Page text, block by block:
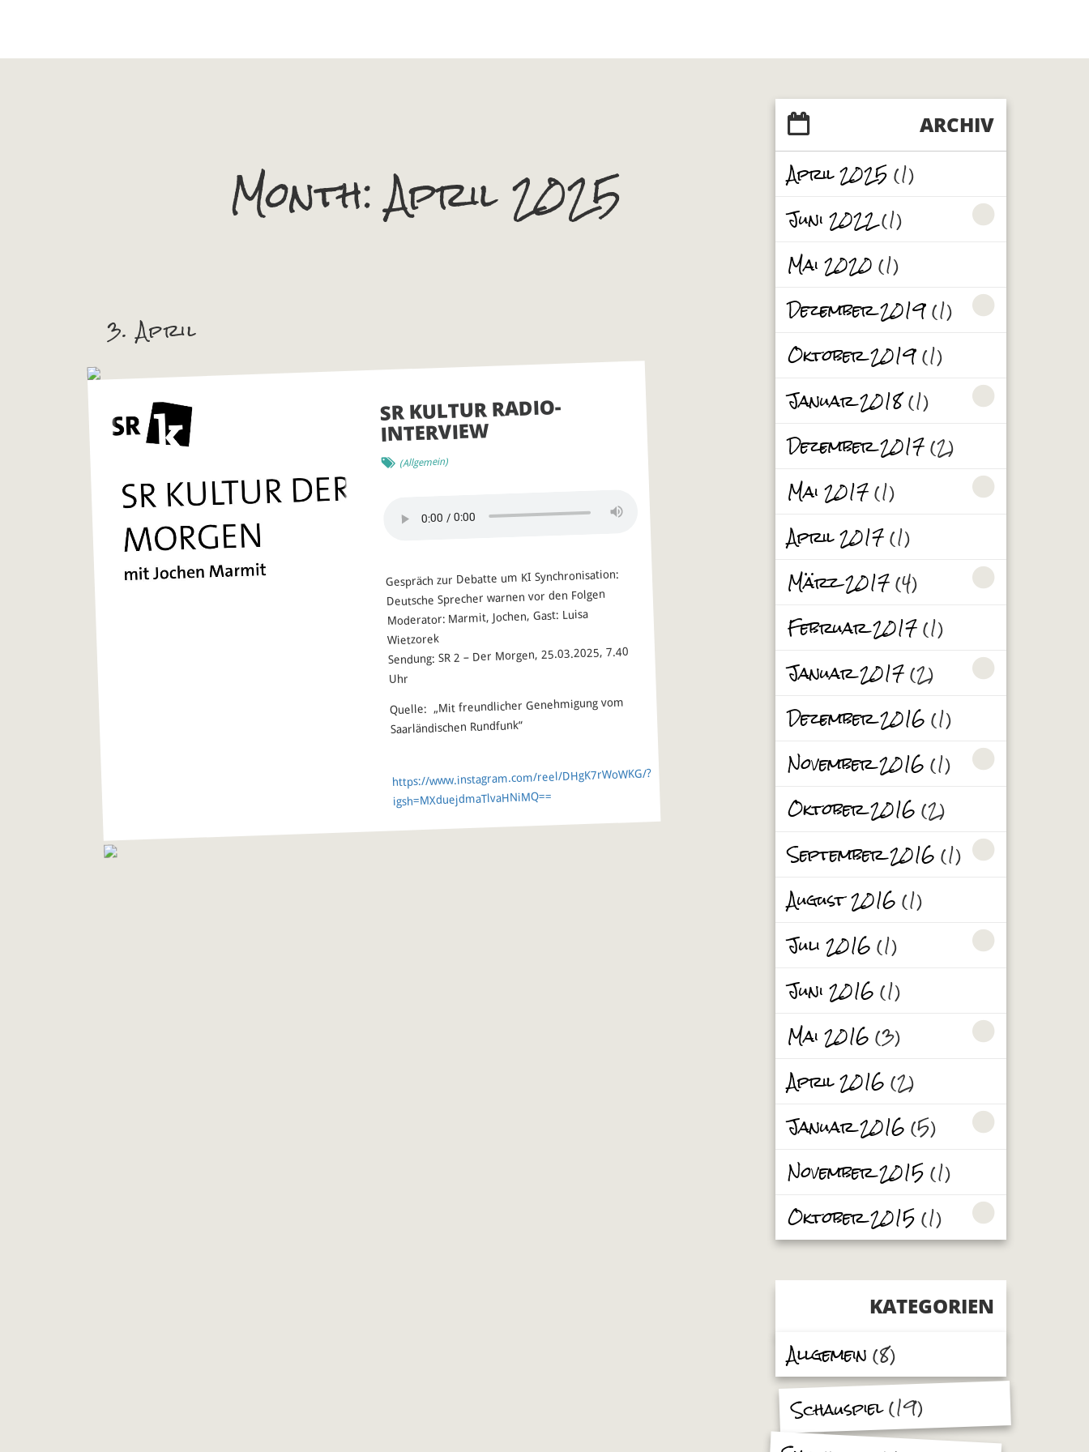
ARCHIV
April 2025(1)
Juni 2022(1)
Mai 2020(1)
Dezember 2019(1)
Oktober 2019(1)
Januar 2018(1)
Dezember 2017(2)
Mai 2017(1)
April 2017(1)
März 2017(4)
Februar 2017(1)
Januar 2017(2)
Dezember 2016(1)
November 2016(1)
Oktober 2016(2)
September 2016(1)
August 2016(1)
Juli 2016(1)
Juni 2016(1)
Mai 2016(3)
April 2016(2)
Januar 2016(5)
November 2015(1)
Oktober 2015(1)
KATEGORIEN
Allgemein(8)
Schauspiel(19)
Month:April 2025
3. April
SR KULTUR RADIO-
INTERVIEW
(Allgemein)
Gespräch zur Debatte um KI Synchronisation:
Deutsche Sprecher warnen vor den Folgen
Moderator: Marmit, Jochen, Gast: Luisa
Wietzorek
Sendung: SR 2 – Der Morgen, 25.03.2025, 7.40
Uhr
Quelle: „Mit freundlicher Genehmigung vom
Saarländischen Rundfunk“
https://www.instagram.com/reel/DHgK7rWoWKG/?
igsh=MXduejdmaTlvaHNiMQ==